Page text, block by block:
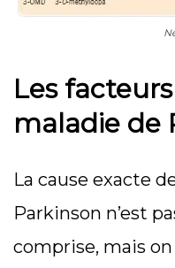
Les
maladie de
La cause exacte
Parkinson n’est
comprise, mais